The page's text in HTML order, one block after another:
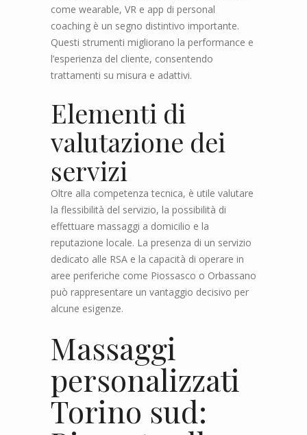
come wearable, VR e app di personal
coaching è un segno distintivo importante.
Questi strumenti migliorano la performance e
l’esperienza del cliente, consentendo
trattamenti su misura e adattivi.
Elementi di
valutazione dei
servizi
Oltre alla competenza tecnica, è utile valutare
la flessibilità del servizio, la possibilità di
effettuare massaggi a domicilio e la
reputazione locale. La presenza di un servizio
dedicato alle RSA e la capacità di operare in
aree periferiche come Piossasco o Orbassano
può rappresentare un vantaggio decisivo per
alcune esigenze.
Massaggi
personalizzati
Torino sud: